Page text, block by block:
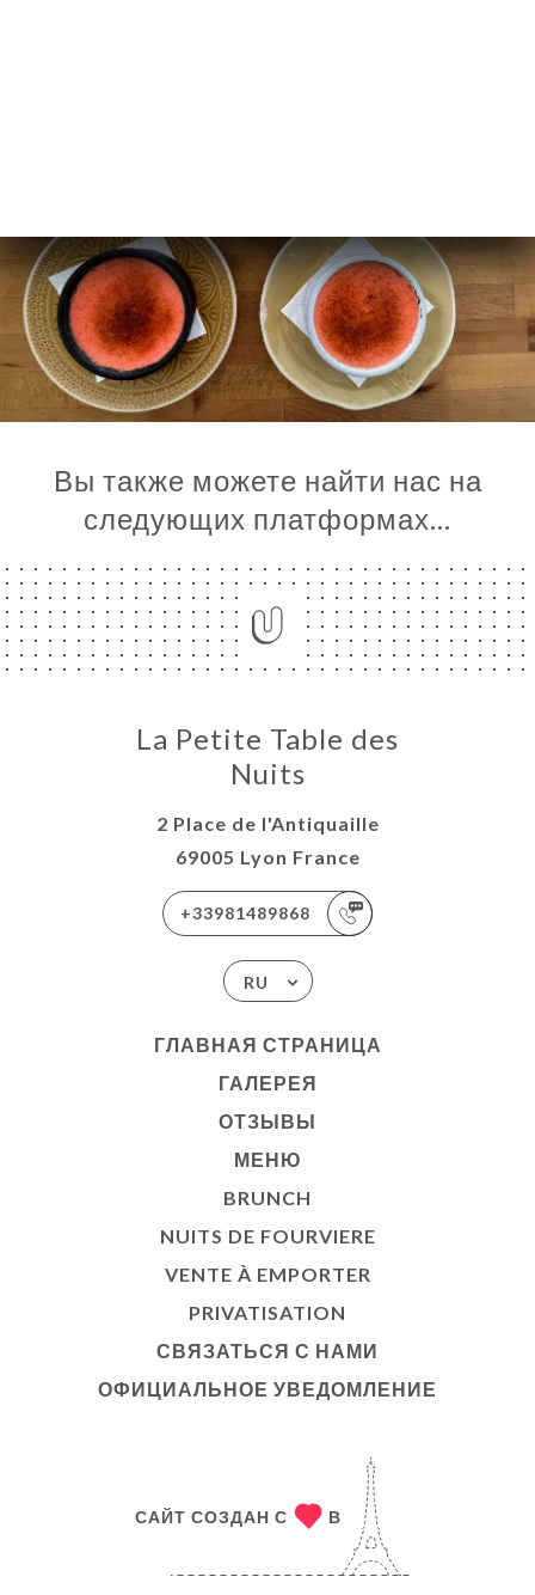
Вы также можете найти нас на
следующих платформах…
La Petite Table des
Nuits
2 Place de l'Antiquaille
69005 Lyon France
+33981489868
RU
ГЛАВНАЯ СТРАНИЦА
ГАЛЕРЕЯ
ОТЗЫВЫ
МЕНЮ
BRUNCH
NUITS DE FOURVIERE
VENTE À EMPORTER
PRIVATISATION
СВЯЗАТЬСЯ С НАМИ
ОФИЦИАЛЬНОЕ УВЕДОМЛЕНИЕ
САЙТ СОЗДАН С В